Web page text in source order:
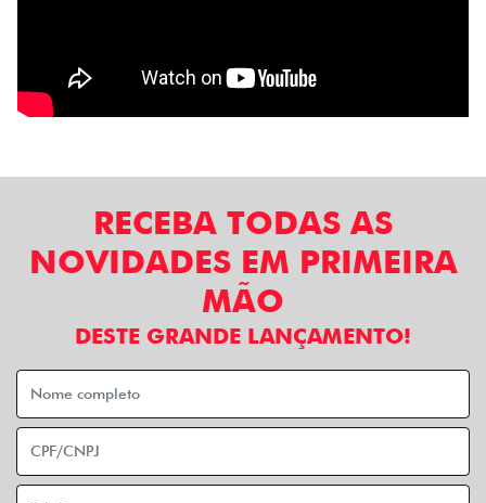
RECEBA TODAS AS
NOVIDADES EM PRIMEIRA
MÃO
DESTE GRANDE LANÇAMENTO!